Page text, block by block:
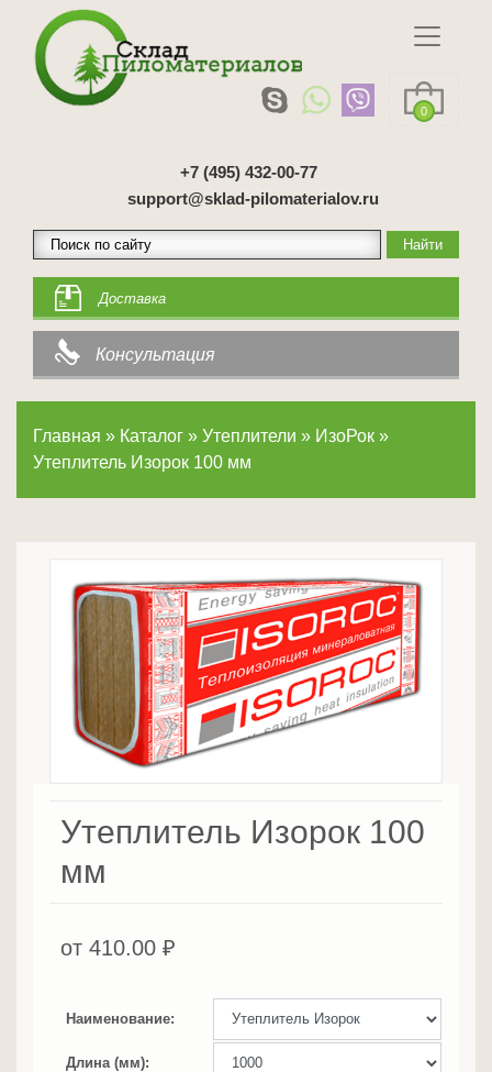
0
+7 (495) 432-00-77
support@sklad-pilomaterialov.ru
Доставка
Консультация
Главная » Каталог » Утеплители » ИзоРок »
Утеплитель Изорок 100 мм
Утеплитель Изорок 100
мм
от 410.00 ₽
Наименование
Длина (мм)